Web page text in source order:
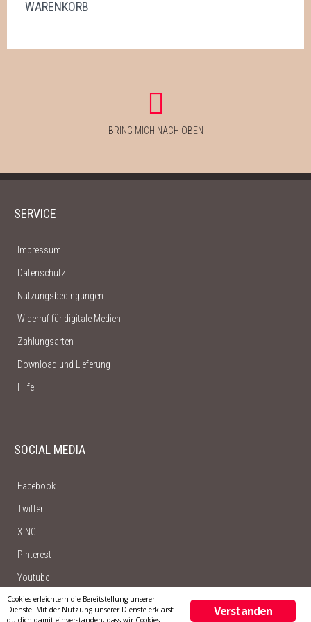
WER STECKT DAHINTER?
WARENKORB
BRING MICH NACH OBEN
SERVICE
Impressum
Datenschutz
Nutzungsbedingungen
Widerruf für digitale Medien
Zahlungsarten
Download und Lieferung
Hilfe
SOCIAL MEDIA
Facebook
Twitter
XING
Pinterest
Youtube
Verstanden
Cookies erleichtern die Bereitstellung unserer
Dienste. Mit der Nutzung unserer Dienste erklärst
du dich damit einverstanden, dass wir Cookies